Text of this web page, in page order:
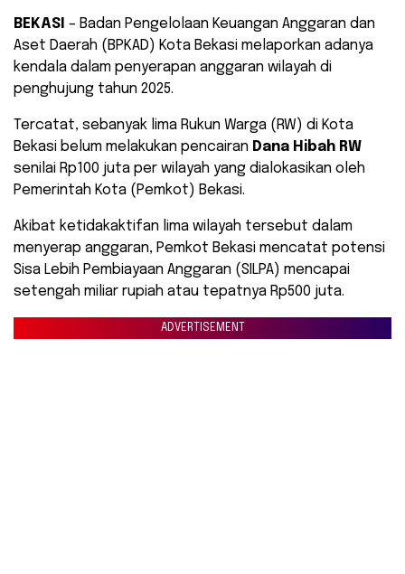
BEKASI – Badan Pengelolaan Keuangan Anggaran dan
Aset Daerah (BPKAD) Kota Bekasi melaporkan adanya
kendala dalam penyerapan anggaran wilayah di
penghujung tahun 2025.
Tercatat, sebanyak lima Rukun Warga (RW) di Kota
Bekasi belum melakukan pencairan Dana Hibah RW
senilai Rp100 juta per wilayah yang dialokasikan oleh
Pemerintah Kota (Pemkot) Bekasi.
​Akibat ketidakaktifan lima wilayah tersebut dalam
menyerap anggaran, Pemkot Bekasi mencatat potensi
Sisa Lebih Pembiayaan Anggaran (SILPA) mencapai
setengah miliar rupiah atau tepatnya Rp500 juta.
ADVERTISEMENT